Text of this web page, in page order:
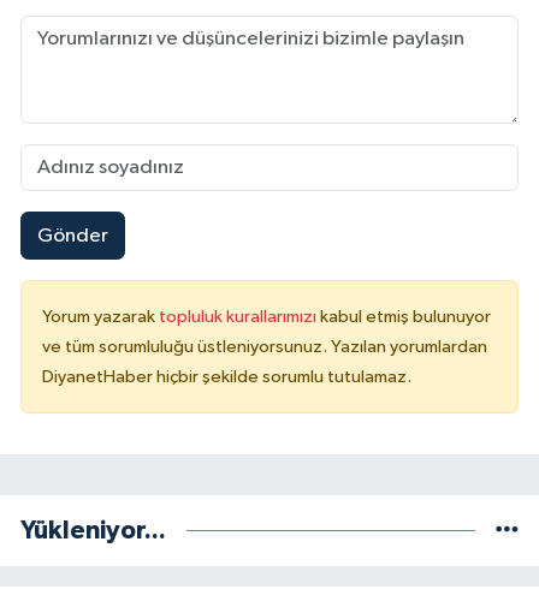
Gönder
Yorum yazarak topluluk kurallarımızı kabul etmiş bulunuyor
ve tüm sorumluluğu üstleniyorsunuz. Yazılan yorumlardan
DiyanetHaber hiçbir şekilde sorumlu tutulamaz.
Yükleniyor...
Karaman Müftülüğü
Kastamonu Müftülüğü
Kayseri Müftülüğü
Kilis Müftülüğü
Kırıkkale Müftülüğü
Kocaeli Müftülüğü